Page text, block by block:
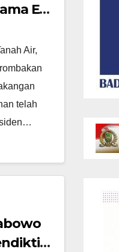
Eks
Air,
telah